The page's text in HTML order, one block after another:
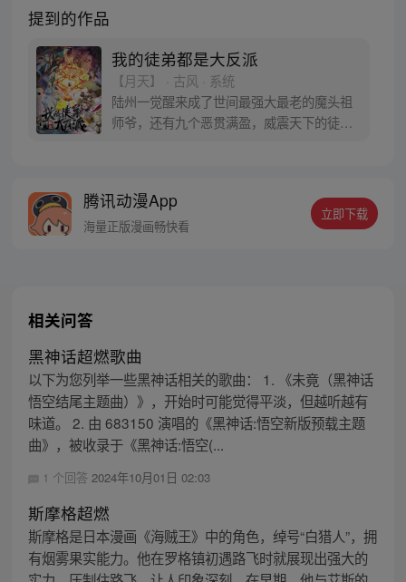
提到的作品
我的徒弟都是大反派
【月天】 · 古风 · 系统
陆州一觉醒来成了世间最强大最老的魔头祖
师爷，还有九个恶贯满盈，威震天下的徒
夫这一生所向披靡，除了师父他老人家，谁
也别想骑我头上。” 七徒弟司无涯：“师父不
腾讯动漫App
海量正版漫画畅快看
立即下载
相关问答
黑神话超燃歌曲
以下为您列举一些黑神话相关的歌曲： 1. 《未竟（黑神话
悟空结尾主题曲）》，开始时可能觉得平淡，但越听越有
味道。 2. 由 683150 演唱的《黑神话:悟空新版预载主题
曲》，被收录于《黑神话:悟空(...
1 个回答 2024年10月01日 02:03
斯摩格超燃
斯摩格是日本漫画《海贼王》中的角色，绰号“白猎人”，拥
有烟雾果实能力。他在罗格镇初遇路飞时就展现出强大的